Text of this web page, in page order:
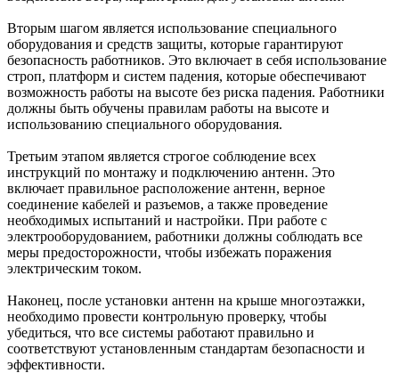
Вторым шагом является использование специального
оборудования и средств защиты, которые гарантируют
безопасность работников. Это включает в себя использование
строп, платформ и систем падения, которые обеспечивают
возможность работы на высоте без риска падения. Работники
должны быть обучены правилам работы на высоте и
использованию специального оборудования.
Третьим этапом является строгое соблюдение всех
инструкций по монтажу и подключению антенн. Это
включает правильное расположение антенн, верное
соединение кабелей и разъемов, а также проведение
необходимых испытаний и настройки. При работе с
электрооборудованием, работники должны соблюдать все
меры предосторожности, чтобы избежать поражения
электрическим током.
Наконец, после установки антенн на крыше многоэтажки,
необходимо провести контрольную проверку, чтобы
убедиться, что все системы работают правильно и
соответствуют установленным стандартам безопасности и
эффективности.